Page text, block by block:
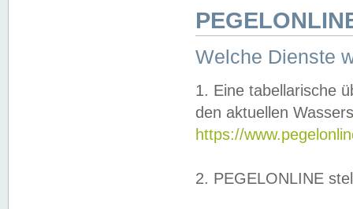
Welche Dienste
1. Eine tabellarische
den aktuellen
https://
2. PEGELONLINE